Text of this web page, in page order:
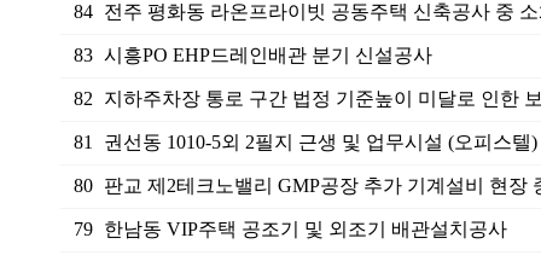
84 전주 평화동 라온프라이빗 공동주택 신축공사 중
83 시흥PO EHP드레인배관 분기 신설공사
82 지하주차장 통로 구간 법정 기준높이 미달로 인한
81 권선동 1010-5외 2필지 근생 및 업무시설 (오피스텔)
80 판교 제2테크노밸리 GMP공장 추가 기계설비 현장
79 한남동 VIP주택 공조기 및 외조기 배관설치공사